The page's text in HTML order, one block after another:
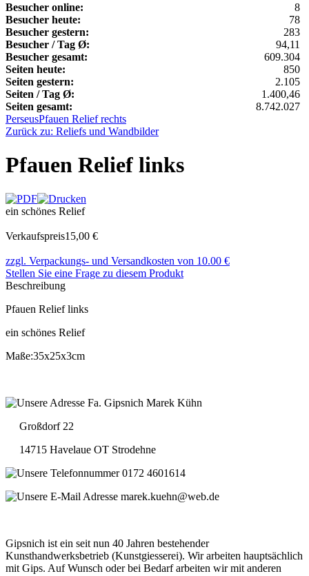
Besucher online:
8
Besucher heute:
78
Besucher gestern:
283
Besucher / Tag Ø:
94,11
Besucher gesamt:
609.304
Seiten heute:
850
Seiten gestern:
2.105
Seiten / Tag Ø:
1.400,46
Seiten gesamt:
8.742.027
PerseusPfauen Relief rechts
Zurück zu: Reliefs und Wandbilder
Pfauen Relief links
ein schönes Relief
Verkaufspreis15,00 €
zzgl. Verpackungs- und Versandkosten von 10.00 €
Stellen Sie eine Frage zu diesem Produkt
Beschreibung
Pfauen Relief links
ein schönes Relief
Maße:35x25x3cm
Fa. Gipsnich Marek Kühn
Großdorf 22
14715 Havelaue OT Strodehne
0172 4601614
marek.kuehn@web.de
Gipsnich ist ein seit nun 40 Jahren bestehender
Kunsthandwerksbetrieb (Kunstgiesserei). Wir arbeiten hauptsächlich
mit Gips. Auf Wunsch oder bei Bedarf arbeiten wir mit anderen